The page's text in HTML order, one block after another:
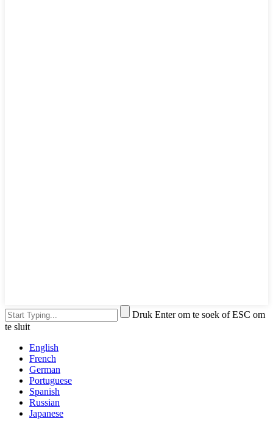
Druk Enter om te soek of ESC om
te sluit
English
French
German
Portuguese
Spanish
Russian
Japanese